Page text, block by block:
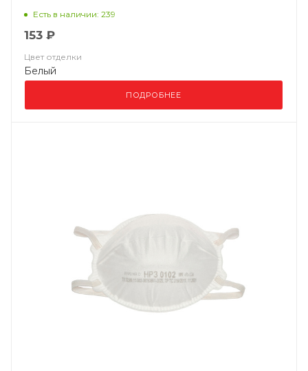
Есть в наличии: 239
153 ₽
Цвет отделки
Белый
ПОДРОБНЕЕ